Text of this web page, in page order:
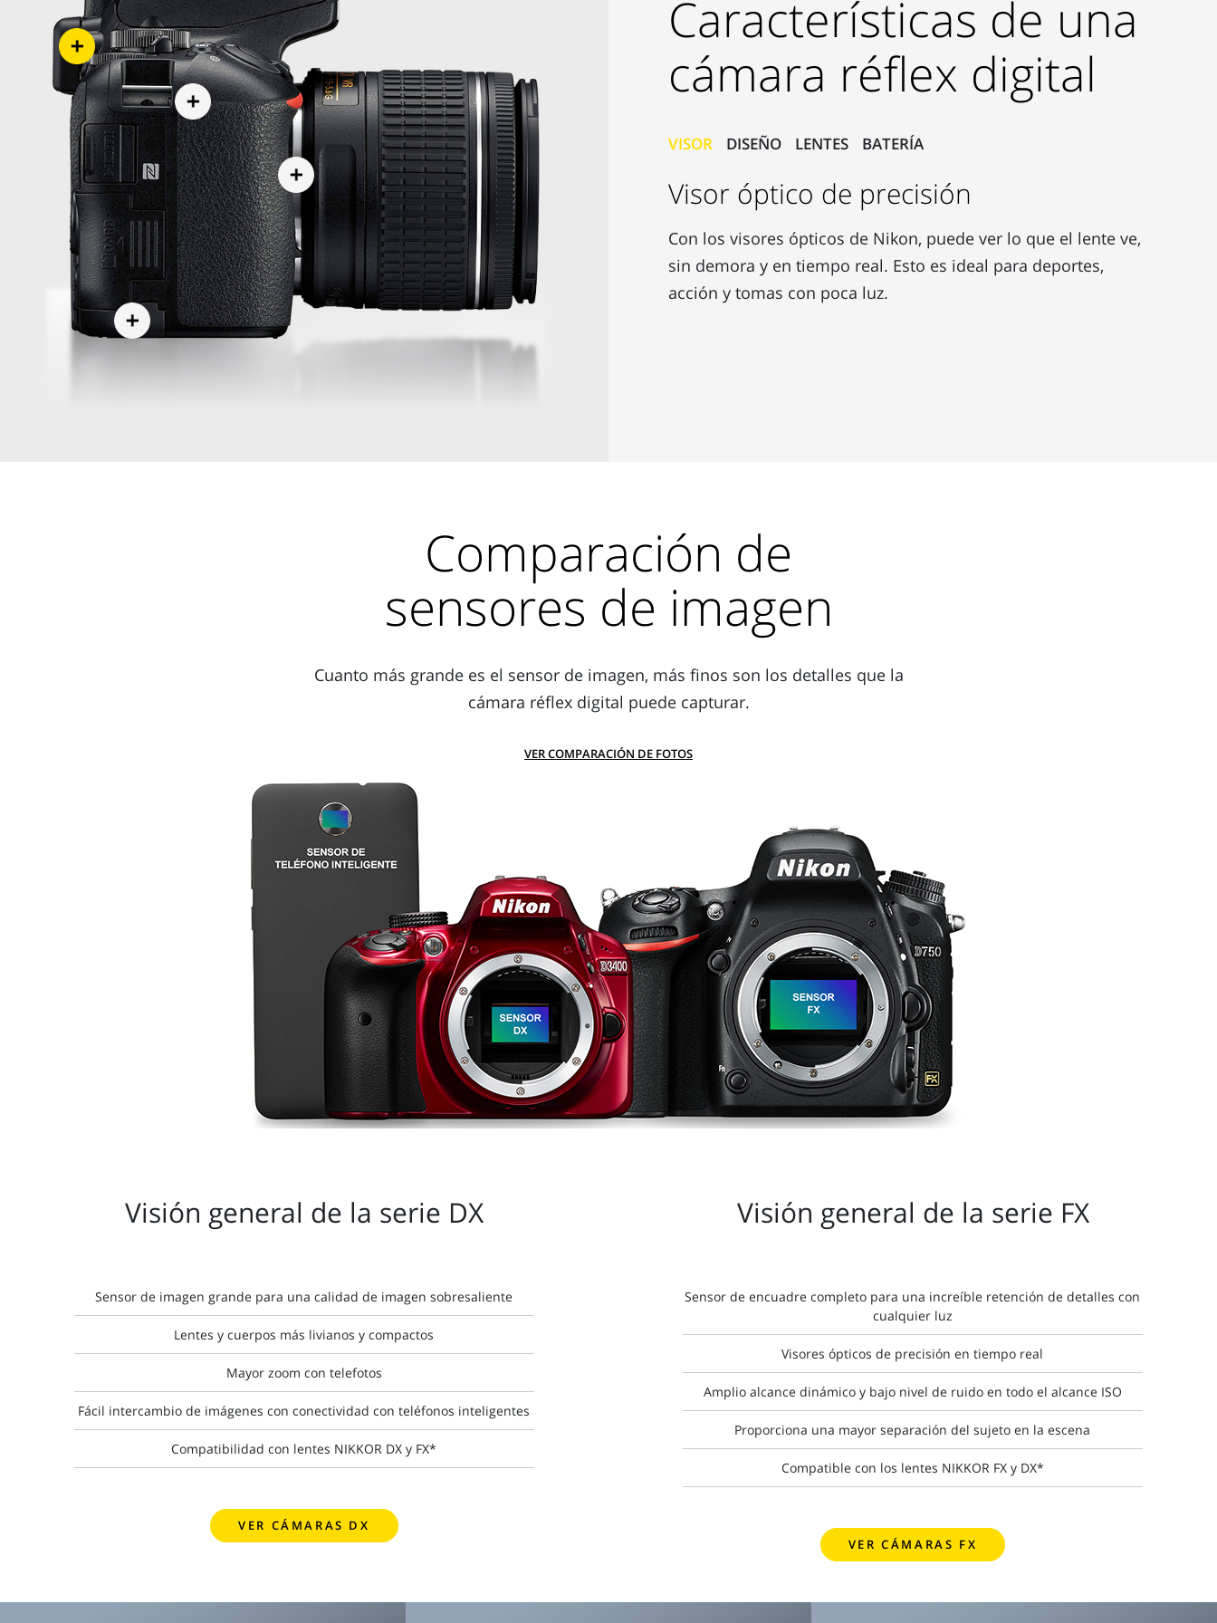
Características de una
cámara réflex digital
VISOR DISEÑO LENTES BATERÍA
Visor óptico de precisión
Con los visores ópticos de Nikon, puede ver lo que el lente ve,
sin demora y en tiempo real. Esto es ideal para deportes,
acción y tomas con poca luz.
Comparación de
sensores de imagen
Cuanto más grande es el sensor de imagen, más finos son los detalles que la
cámara réflex digital puede capturar.
VER COMPARACIÓN DE FOTOS
Visión general de la serie DX
Sensor de imagen grande para una calidad de imagen sobresaliente
Lentes y cuerpos más livianos y compactos
Mayor zoom con telefotos
Fácil intercambio de imágenes con conectividad con teléfonos inteligentes
Compatibilidad con lentes NIKKOR DX y FX*
VER CÁMARAS DX
Visión general de la serie FX
Sensor de encuadre completo para una increíble retención de detalles con
cualquier luz
Visores ópticos de precisión en tiempo real
Amplio alcance dinámico y bajo nivel de ruido en todo el alcance ISO
Proporciona una mayor separación del sujeto en la escena
Compatible con los lentes NIKKOR FX y DX*
VER CÁMARAS FX